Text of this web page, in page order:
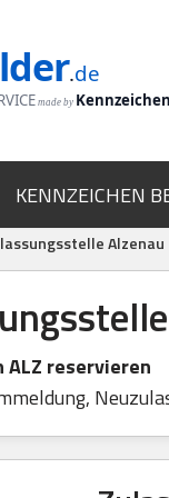
.de
made by Kennzeichen
KENNZEICHEN
Alzenau
ALZ reservieren